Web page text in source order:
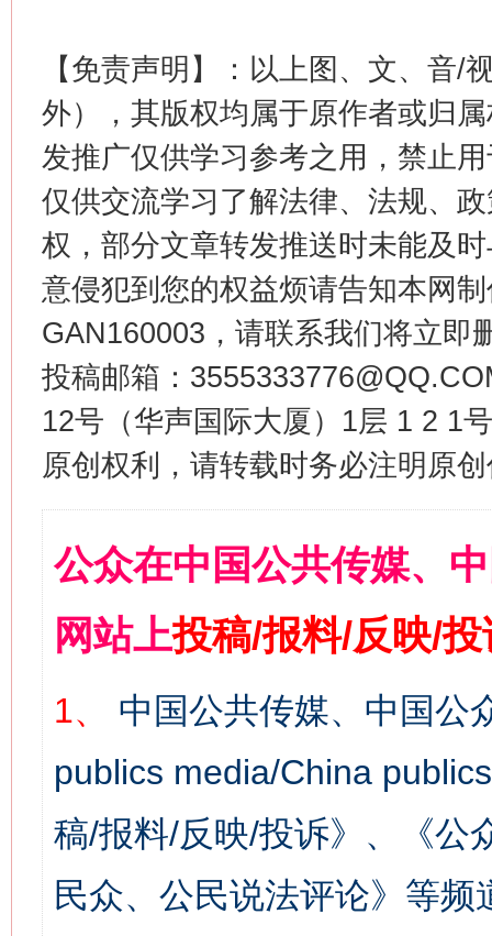
【免责声明】：以上图、文、音/
外），其版权均属于原作者或归
发推广仅供学习参考之用，禁止
仅供交流学习了解法律、法规、
权，部分文章转发推送时未能及
意侵犯到您的权益烦请告知本网
GAN160003，请联系我们将立即
投稿邮箱：
12号（华声国际大厦）1层 1 2 1
原创权利，请转载时务必注明原
公众在中国公共传媒、
网站上投稿/报料/反映/
1、
中国公共传媒、中国公
publics media/China
稿/报料/反映/投诉》、《公
民众、公民说法评论》等